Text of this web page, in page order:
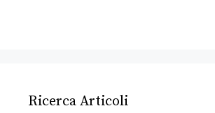
Ricerca Articoli